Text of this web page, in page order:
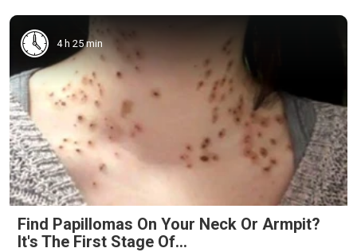
4 h 25 min
Find Papillomas On Your Neck Or Armpit?
It's The First Stage Of...